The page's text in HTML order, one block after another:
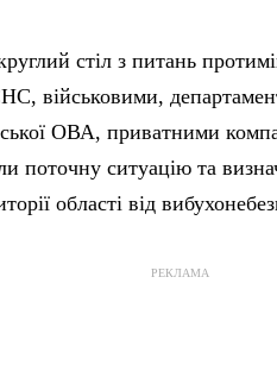
стіл з питань
військовими,
ОВА, приватними
поточну ситуацію та
області від
РЕКЛАМА